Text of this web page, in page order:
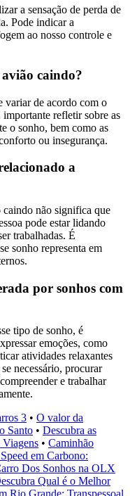
a sensação de perda de
Pode indicar a
ao nosso controle e
caindo?
variar de acordo com o
refletir sobre as
o sonho, bem como as
ou insegurança.
a
caindo não significa que
pode estar lidando
trabalhadas. É
sonho representa em
por sonhos com
tipo de sonho, é
emoções, como
atividades relaxantes
necessário, procurar
e trabalhar
3 • O valor da
Santo • Descubra as
Viagens • Caminhão
em Carbono:
Dos Sonhos na OLX
Qual é o Melhor